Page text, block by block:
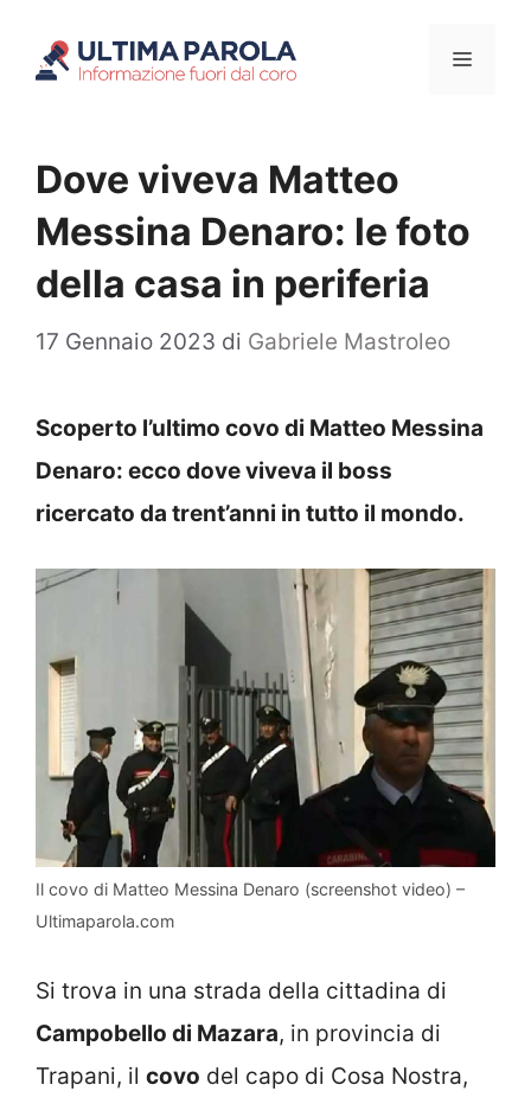
Menu
Dove viveva Matteo
Messina Denaro: le foto
della casa in periferia
17 Gennaio 2023 di Gabriele Mastroleo
Scoperto l’ultimo covo di Matteo Messina
Denaro: ecco dove viveva il boss
ricercato da trent’anni in tutto il mondo.
Il covo di Matteo Messina Denaro (screenshot video) –
Ultimaparola.com
Si trova in una strada della cittadina di
Campobello di Mazara, in provincia di
Trapani, il covo del capo di Cosa Nostra,